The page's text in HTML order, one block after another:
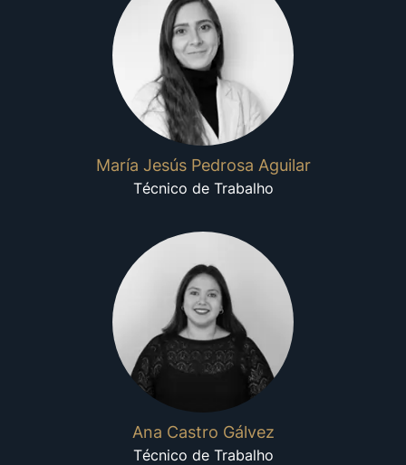
María Jesús Pedrosa Aguilar
Técnico de Trabalho
Ana Castro Gálvez
Técnico de Trabalho